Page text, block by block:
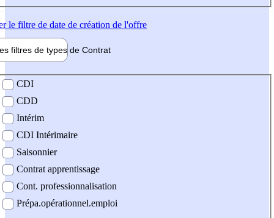
le filtre de date de création de l'offre
filtres de types de Contrat
contrat
CDI
CDD
Intérim
CDI Intérimaire
Saisonnier
Contrat apprentissage
Cont. professionnalisation
Prépa.opérationnel.emploi